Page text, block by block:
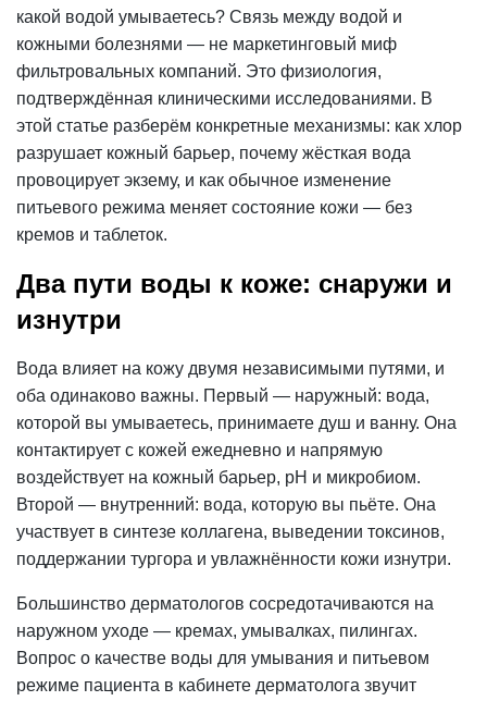
какой водой умываетесь? Связь между водой и
кожными болезнями — не маркетинговый миф
фильтровальных компаний. Это физиология,
подтверждённая клиническими исследованиями. В
этой статье разберём конкретные механизмы: как хлор
разрушает кожный барьер, почему жёсткая вода
провоцирует экзему, и как обычное изменение
питьевого режима меняет состояние кожи — без
кремов и таблеток.
Два пути воды к коже: снаружи и
изнутри
Вода влияет на кожу двумя независимыми путями, и
оба одинаково важны. Первый — наружный: вода,
которой вы умываетесь, принимаете душ и ванну. Она
контактирует с кожей ежедневно и напрямую
воздействует на кожный барьер, pH и микробиом.
Второй — внутренний: вода, которую вы пьёте. Она
участвует в синтезе коллагена, выведении токсинов,
поддержании тургора и увлажнённости кожи изнутри.
Большинство дерматологов сосредотачиваются на
наружном уходе — кремах, умывалках, пилингах.
Вопрос о качестве воды для умывания и питьевом
режиме пациента в кабинете дерматолога звучит